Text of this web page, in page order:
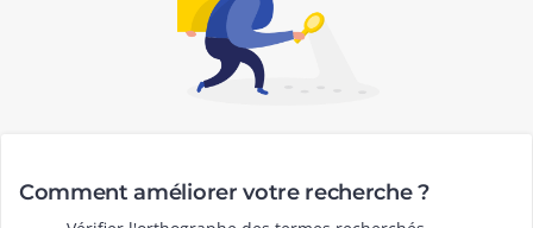
Comment améliorer votre recherche ?